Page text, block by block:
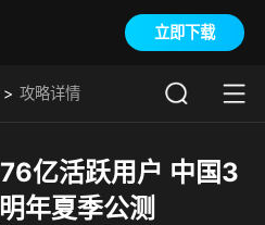
立即下载
攻略详情
亿活跃用户 中国3
年夏季公测